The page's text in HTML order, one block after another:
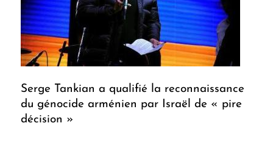
Serge Tankian a qualifié la reconnaissance
du génocide arménien par Israël de « pire
décision »